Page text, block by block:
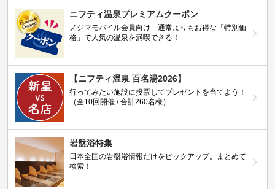
ニフティ温泉プレミアムクーポン
ノジマモバイル会員向け 通常よりもお得な「特別価
格」で人気の温泉を満喫できる！
【ニフティ温泉 百名湯2026】
行ってみたい施設に投票してプレゼントを当てよう！
（全10回開催 / 合計260名様）
岩盤浴特集
日本全国の岩盤浴情報だけをピックアップ。まとめて
検索！